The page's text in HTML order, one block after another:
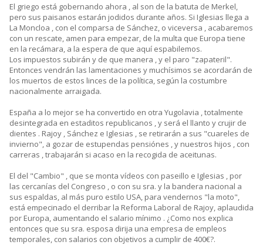
El griego está gobernando ahora , al son de la batuta de Merkel,
pero sus paisanos estarán jodidos durante años. Si Iglesias llega a
La Moncloa , con el comparsa de Sánchez, o viceversa , acabaremos
con un rescate, amen para empezar, de la multa que Europa tiene
en la recámara, a la espera de que aquí espabilemos.
Los impuestos subirán y de que manera , y el paro "zapateril".
Entonces vendrán las lamentaciones y muchísimos se acordarán de
los muertos de estos linces de la política, según la costumbre
nacionalmente arraigada.
España a lo mejor se ha convertido en otra Yugolavia , totalmente
desintegrada en estaditos republicanos , y será el llanto y crujir de
dientes . Rajoy , Sánchez e Iglesias , se retirarán a sus "cuareles de
invierno", a gozar de estupendas pensiónes , y nuestros hijos , con
carreras , trabajarán si acaso en la recogida de aceitunas.
El del "Cambio" , que se monta vídeos con paseillo e Iglesias , por
las cercanías del Congreso , o con su sra. y la bandera nacional a
sus espaldas, al más puro estilo USA, para vendernos "la moto",
está empecinado el derribar la Reforma Laboral de Rajoy, aplaudida
por Europa, aumentando el salario mínimo . ¿Como nos explica
entonces que su sra. esposa dirija una empresa de empleos
temporales, con salarios con objetivos a cumplir de 400€?.